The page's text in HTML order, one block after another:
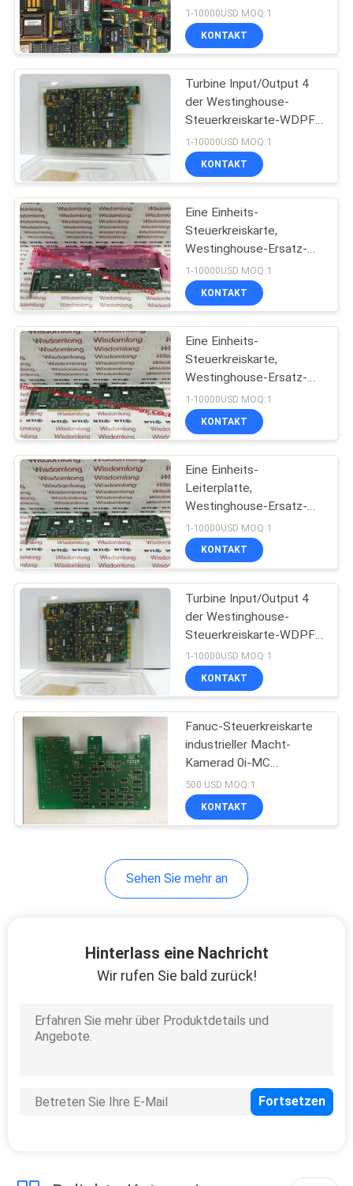
REFERENZEN
SITEMAP
PRIVACY
POLICY
Einheits-Leiterplatte
1-10000USD MOQ:1
KONTAKT
Turbine Input/Output 4
der Westinghouse-
Steuerkreiskarte-WDPF
QSR DCS LVDTs PN
3A99101G01
1-10000USD MOQ:1
KONTAKT
Eine Einheits-
Steuerkreiskarte,
Westinghouse-Ersatz-
Leiterplatten PN
3A99158G3PCRL
1-10000USD MOQ:1
KONTAKT
Eine Einheits-
Steuerkreiskarte,
Westinghouse-Ersatz-
Leiterplatten PN
3A99158G3PCRL
1-10000USD MOQ:1
KONTAKT
Eine Einheits-
Leiterplatte,
Westinghouse-Ersatz-
Leiterplatten PN
3A99158G3PCRL
1-10000USD MOQ:1
KONTAKT
Turbine Input/Output 4
der Westinghouse-
Steuerkreiskarte-WDPF
QSR DCS LVDTs PN
3A99101G01
1-10000USD MOQ:1
KONTAKT
Fanuc-Steuerkreiskarte
industrieller Macht-
Kamerad 0i-MC
Mainboard A16B-3300-
0033
500 USD MOQ:1
KONTAKT
Sehen Sie mehr an
Hinterlass eine Nachricht
Wir rufen Sie bald zurück!